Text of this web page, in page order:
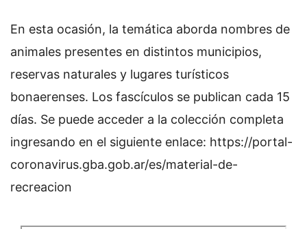
En esta ocasión, la temática aborda nombres de
animales presentes en distintos municipios,
reservas naturales y lugares turísticos
bonaerenses. Los fascículos se publican cada 15
días. Se puede acceder a la colección completa
ingresando en el siguiente enlace: https://portal-
coronavirus.gba.gob.ar/es/material-de-
recreacion